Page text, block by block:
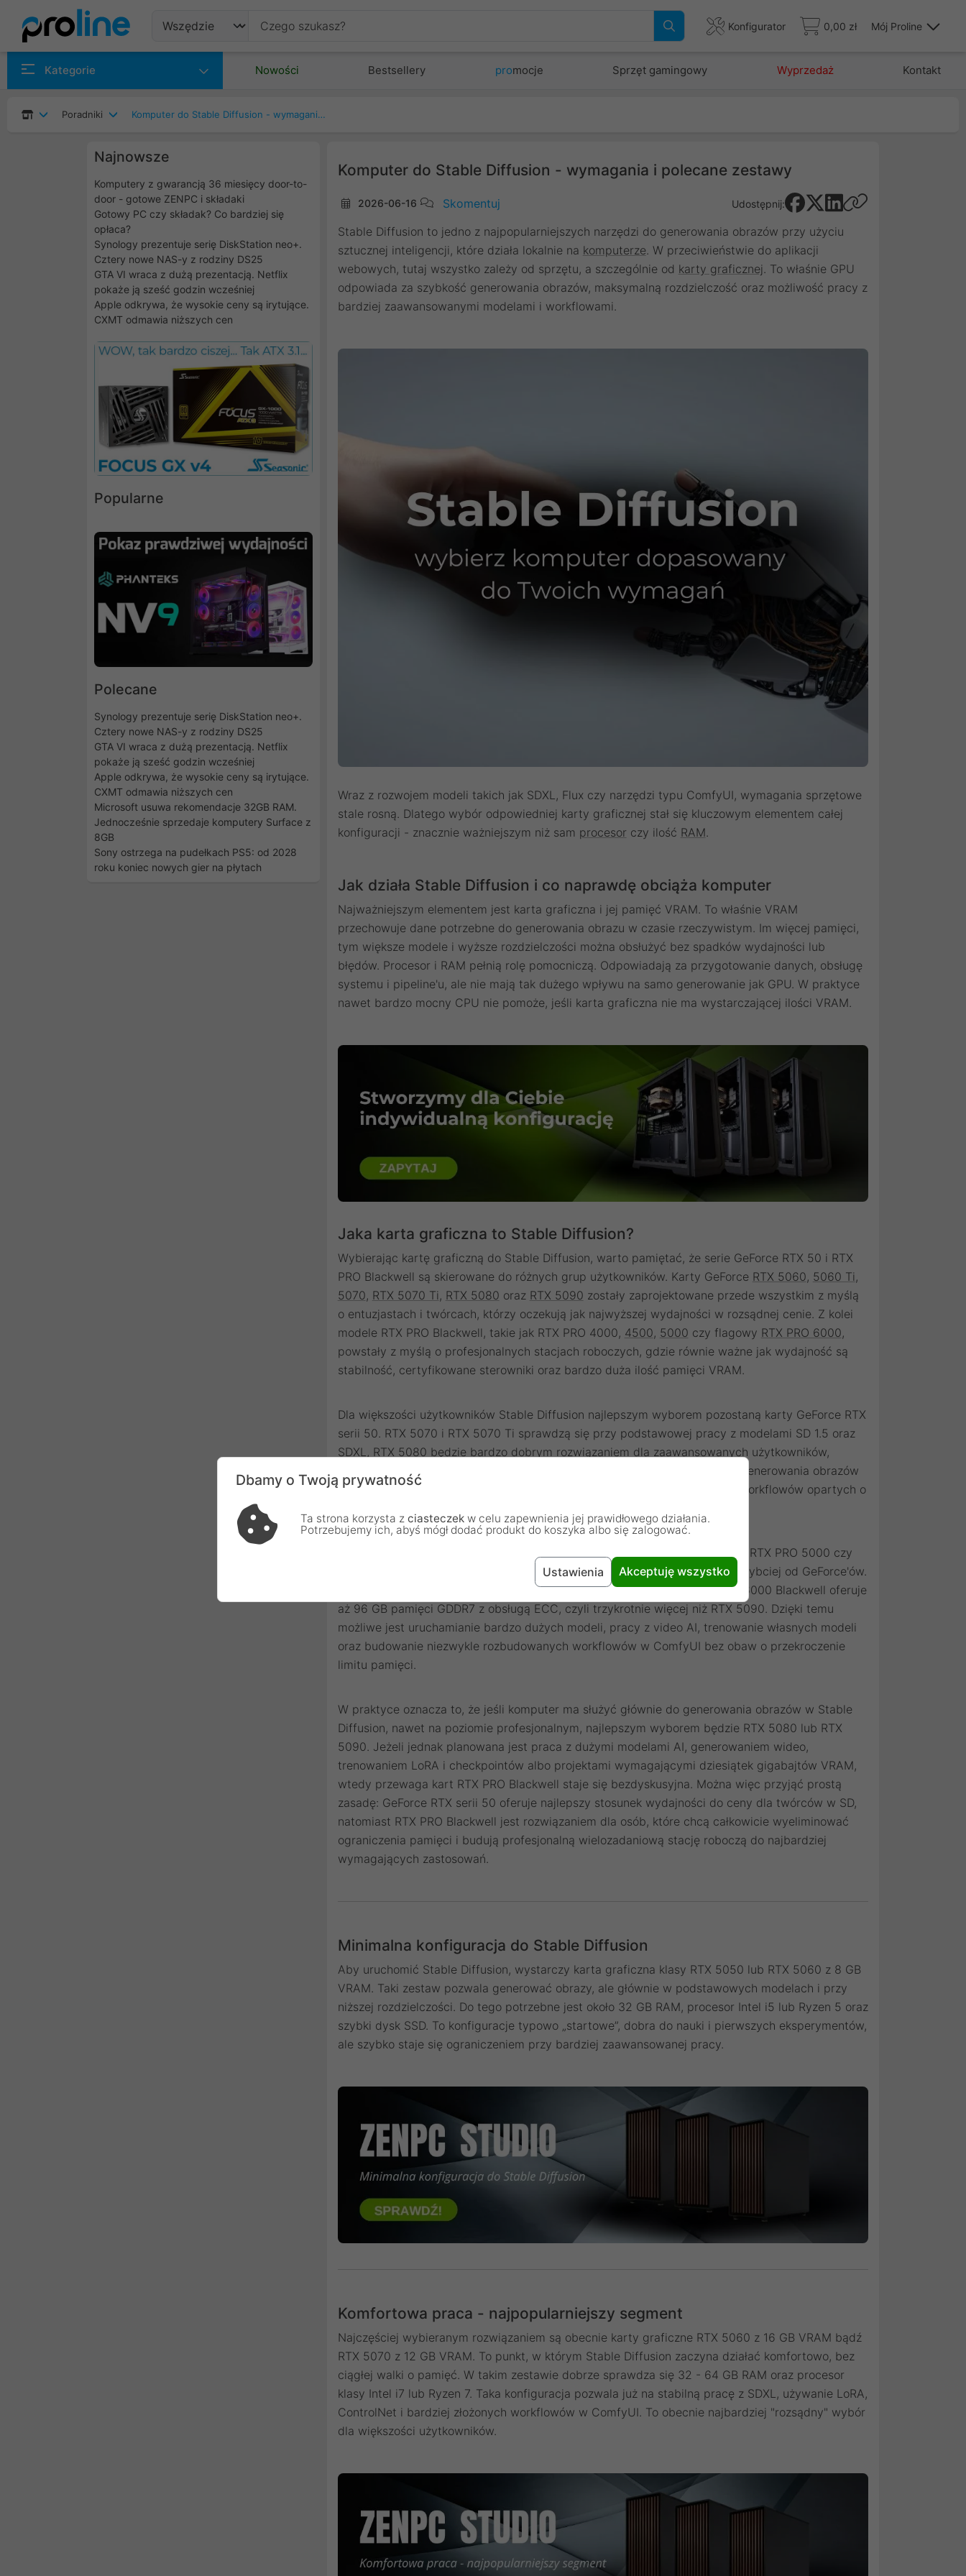
Konfigurator 0,00 zł Mój Proline
Kategorie Nowości Bestsellery promocje Sprzęt gamingowy Wyprzedaż Kontakt
Poradniki Komputer do Stable Diffusion - wymagania i polecane zestawy
Najnowsze
Komputery z gwarancją 36 miesięcy door-to-
door - gotowe ZENPC i składaki
Gotowy PC czy składak? Co bardziej się
opłaca?
Synology prezentuje serię DiskStation neo+.
Cztery nowe NAS-y z rodziny DS25
GTA VI wraca z dużą prezentacją. Netflix
pokaże ją sześć godzin wcześniej
Apple odkrywa, że wysokie ceny są irytujące.
CXMT odmawia niższych cen
Popularne
Polecane
Synology prezentuje serię DiskStation neo+.
Cztery nowe NAS-y z rodziny DS25
GTA VI wraca z dużą prezentacją. Netflix
pokaże ją sześć godzin wcześniej
Apple odkrywa, że wysokie ceny są irytujące.
CXMT odmawia niższych cen
Microsoft usuwa rekomendacje 32GB RAM.
Jednocześnie sprzedaje komputery Surface z
8GB
Sony ostrzega na pudełkach PS5: od 2028
roku koniec nowych gier na płytach
Komputer do Stable Diffusion - wymagania i polecane zestawy
2026-06-16 Skomentuj Udostępnij:
Stable Diffusion to jedno z najpopularniejszych narzędzi do generowania obrazów przy użyciu
sztucznej inteligencji, które działa lokalnie na komputerze. W przeciwieństwie do aplikacji
webowych, tutaj wszystko zależy od sprzętu, a szczególnie od karty graficznej. To właśnie GPU
odpowiada za szybkość generowania obrazów, maksymalną rozdzielczość oraz możliwość pracy z
bardziej zaawansowanymi modelami i workflowami.
Wraz z rozwojem modeli takich jak SDXL, Flux czy narzędzi typu ComfyUI, wymagania sprzętowe
stale rosną. Dlatego wybór odpowiedniej karty graficznej stał się kluczowym elementem całej
konfiguracji - znacznie ważniejszym niż sam procesor czy ilość RAM.
Jak działa Stable Diffusion i co naprawdę obciąża komputer
Najważniejszym elementem jest karta graficzna i jej pamięć VRAM. To właśnie VRAM
przechowuje dane potrzebne do generowania obrazu w czasie rzeczywistym. Im więcej pamięci,
tym większe modele i wyższe rozdzielczości można obsłużyć bez spadków wydajności lub
błędów. Procesor i RAM pełnią rolę pomocniczą. Odpowiadają za przygotowanie danych, obsługę
systemu i pipeline'u, ale nie mają tak dużego wpływu na samo generowanie jak GPU. W praktyce
nawet bardzo mocny CPU nie pomoże, jeśli karta graficzna nie ma wystarczającej ilości VRAM.
Jaka karta graficzna to Stable Diffusion?
Wybierając kartę graficzną do Stable Diffusion, warto pamiętać, że serie GeForce RTX 50 i RTX
PRO Blackwell są skierowane do różnych grup użytkowników. Karty GeForce RTX 5060, 5060 Ti,
5070, RTX 5070 Ti, RTX 5080 oraz RTX 5090 zostały zaprojektowane przede wszystkim z myślą
o entuzjastach i twórcach, którzy oczekują jak najwyższej wydajności w rozsądnej cenie. Z kolei
modele RTX PRO Blackwell, takie jak RTX PRO 4000, 4500, 5000 czy flagowy RTX PRO 6000,
powstały z myślą o profesjonalnych stacjach roboczych, gdzie równie ważne jak wydajność są
stabilność, certyfikowane sterowniki oraz bardzo duża ilość pamięci VRAM.
Dla większości użytkowników Stable Diffusion najlepszym wyborem pozostaną karty GeForce RTX
serii 50. RTX 5070 i RTX 5070 Ti sprawdzą się przy podstawowej pracy z modelami SD 1.5 oraz
SDXL, RTX 5080 będzie bardzo dobrym rozwiązaniem dla zaawansowanych użytkowników,
natomiast RTX 5090 jest obecnie jednym z najwydajniejszych układów do generowania obrazów
AI. Oferuje 32 GB pamięci VRAM, co w praktyce wystarcza do większości workflowów opartych o
Sytuacja zmienia się w przypadku kart RTX PRO Blackwell. Modele takie jak RTX PRO 5000 czy
RTX PRO 6000 nie są kupowane dlatego, że generują obrazy wielokrotnie szybciej od GeForce'ów.
Ich największą zaletą jest ogromna ilość pamięci VRAM. Flagowy RTX PRO 6000 Blackwell oferuje
aż 96 GB pamięci GDDR7 z obsługą ECC, czyli trzykrotnie więcej niż RTX 5090. Dzięki temu
możliwe jest uruchamianie bardzo dużych modeli, pracy z video AI, trenowanie własnych modeli
oraz budowanie niezwykle rozbudowanych workflowów w ComfyUI bez obaw o przekroczenie
limitu pamięci.
W praktyce oznacza to, że jeśli komputer ma służyć głównie do generowania obrazów w Stable
Diffusion, nawet na poziomie profesjonalnym, najlepszym wyborem będzie RTX 5080 lub RTX
5090. Jeżeli jednak planowana jest praca z dużymi modelami AI, generowaniem wideo,
trenowaniem LoRA i checkpointów albo projektami wymagającymi dziesiątek gigabajtów VRAM,
wtedy przewaga kart RTX PRO Blackwell staje się bezdyskusyjna. Można więc przyjąć prostą
zasadę: GeForce RTX serii 50 oferuje najlepszy stosunek wydajności do ceny dla twórców w SD,
natomiast RTX PRO Blackwell jest rozwiązaniem dla osób, które chcą całkowicie wyeliminować
ograniczenia pamięci i budują profesjonalną wielozadaniową stację roboczą do najbardziej
wymagających zastosowań.
Minimalna konfiguracja do Stable Diffusion
Aby uruchomić Stable Diffusion, wystarczy karta graficzna klasy RTX 5050 lub RTX 5060 z 8 GB
VRAM. Taki zestaw pozwala generować obrazy, ale głównie w podstawowych modelach i przy
niższej rozdzielczości. Do tego potrzebne jest około 32 GB RAM, procesor Intel i5 lub Ryzen 5 oraz
szybki dysk SSD. To konfiguracje typowo „startowe”, dobra do nauki i pierwszych eksperymentów,
ale szybko staje się ograniczeniem przy bardziej zaawansowanej pracy.
Komfortowa praca - najpopularniejszy segment
Najczęściej wybieranym rozwiązaniem są obecnie karty graficzne RTX 5060 z 16 GB VRAM bądź
RTX 5070 z 12 GB VRAM. To punkt, w którym Stable Diffusion zaczyna działać komfortowo, bez
ciągłej walki o pamięć. W takim zestawie dobrze sprawdza się 32 - 64 GB RAM oraz procesor
klasy Intel i7 lub Ryzen 7. Taka konfiguracja pozwala już na stabilną pracę z SDXL, używanie LoRA,
ControlNet i bardziej złożonych workflowów w ComfyUI. To obecnie najbardziej "rozsądny" wybór
dla większości użytkowników.
Dbamy o Twoją prywatność
Ta strona korzysta z ciasteczek w celu zapewnienia jej prawidłowego działania.
Potrzebujemy ich, abyś mógł dodać produkt do koszyka albo się zalogować.
Ustawienia Akceptuję wszystko